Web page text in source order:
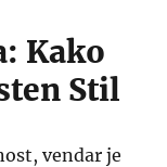
Kako
Stil
vendar je